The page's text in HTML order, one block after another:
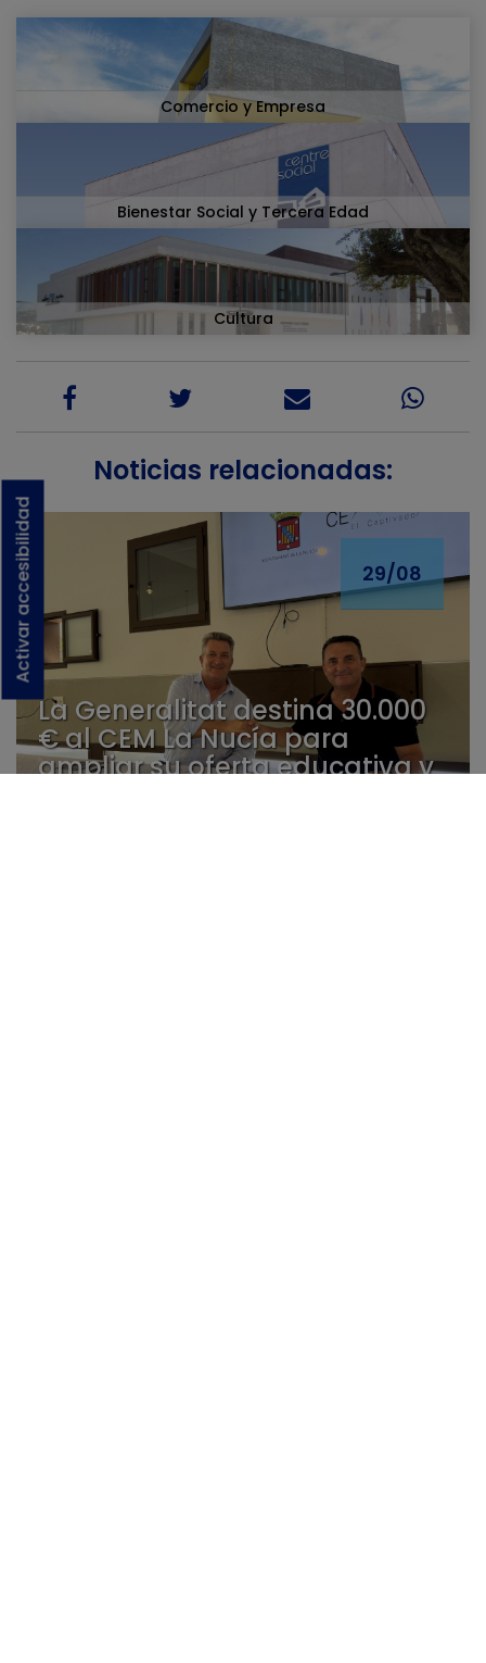
Activar accesibilidad
Comercio y Empresa
Bienestar Social y Tercera Edad
Cultura
Noticias relacionadas:
La Generalitat destina 30.000
€ al CEM La Nucía para
ampliar su oferta educativa y
29/08